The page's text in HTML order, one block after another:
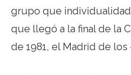
grupo que
que llegó a la final de la
de 1981, el Madrid de los